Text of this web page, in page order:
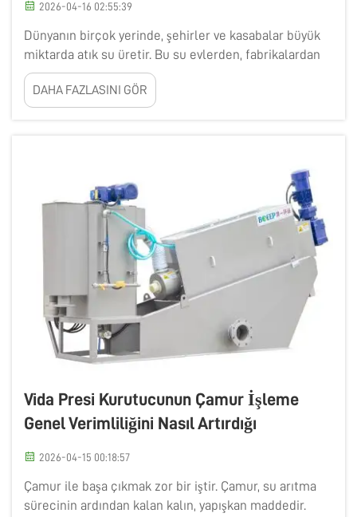
2026-04-16 02:55:39
Dünyanın birçok yerinde, şehirler ve kasabalar büyük
miktarda atık su üretir. Bu su evlerden, fabrikalardan
ve sel kanallarından da gelir. Bu suyun arıtılması,
nehirleri ve gölleri temiz tutmak açısından çok
önemlidir. Bunun bir yolu ise bir&nbs...
DAHA FAZLASINI GÖR
Vida Presi Kurutucunun Çamur İşleme
Genel Verimliliğini Nasıl Artırdığı
2026-04-15 00:18:57
Çamur ile başa çıkmak zor bir iştir. Çamur, su arıtma
sürecinin ardından kalan kalın, yapışkan maddedir.